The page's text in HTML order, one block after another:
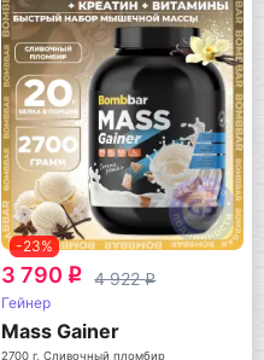
-23%
3 790 q 4 922q
Гейнер
Mass Gainer
2700 г, Сливочный пломбир